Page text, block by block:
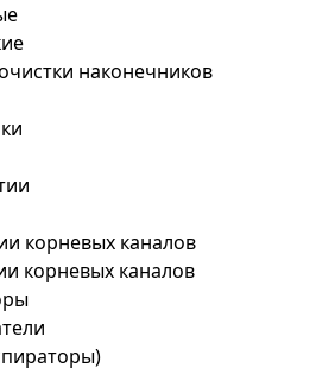
наконечников
корневых каналов
корневых каналов